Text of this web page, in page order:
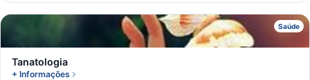
Saúde
T
Tanatologia
+ Informações